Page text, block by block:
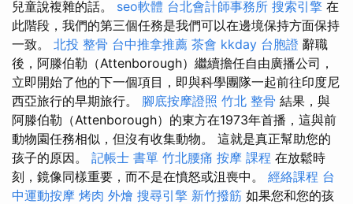
兒童說複雜的話。 seo軟體 台北會計師事務所 搜索引擎 在
此階段，我們的第三個任務是我們可以在邊境保持方面保持
一致。 北投 整骨 台中推拿推薦 茶會 kkday 台胞證 辭職
後，阿滕伯勒（Attenborough）繼續擔任自由廣播公司，
立即開始了他的下一個項目，即與科學團隊一起前往印度尼
西亞旅行的早期旅行。 腳底按摩證照 竹北 整骨 結果，與
阿滕伯勒（Attenborough）的東方在1973年首播，這與前
動物園任務相似，但沒有收集動物。 這就是真正幫助您的
孩子的原因。 記帳士 書單 竹北腰痛 按摩 課程 在放鬆時
刻，鏡像同樣重要，而不是在憤怒或沮喪中。 經絡課程 台
中運動按摩 烤肉 外燴 搜尋引擎 新竹撥筋 如果您和您的孩